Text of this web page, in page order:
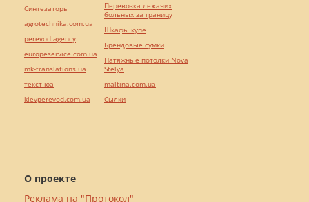
О проекте
Реклама на "Протокол"
Синтезаторы
agrotechnika.com.ua
perevod.agency
europeservice.com.ua
mk-translations.ua
текст юа
kievperevod.com.ua
Перевозка лежачих
больных за границу
Шкафы купе
Брендовые сумки
Натяжные потолки Nova
Stelya
maltina.com.ua
Cылки